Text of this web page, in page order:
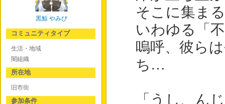
そこに集ま
いわゆる「
嗚呼、彼ら
ち…
「うし、ん
黒鯨 やみぴ
コミュニティタイプ
生活・地域
闇組織
所在地
旧市街
参加条件